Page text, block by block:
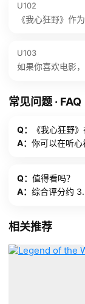
U102
《我心狂野》作
U103
如果你喜欢电影
常见问题 · FAQ
Q：
《我心狂野
A： 你可以在听心
Q： 值得看吗？
A： 综合评分约
相关推荐